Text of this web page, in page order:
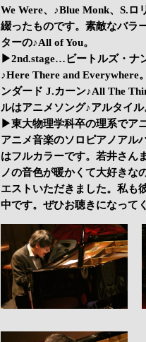
We Were、♪Blue Monk、S.
綴ったものです。素敵なバラ
ターの♪All of You。
▶2nd.stage…ビートルズ・ナ
♪Here There and Everywhere
ンダード J.カーン♪All The
ルはアニメソング♪アルタイル
▶東大物理学科卒の理系でア
アニメ音楽のソロピアノアル
はフルカラーです。若井さん
ノの音色が暖かくて大好きな
エストいただきました。私も
中です。ぜひお聴きになって